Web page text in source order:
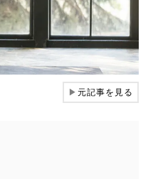
▶元記事を見る